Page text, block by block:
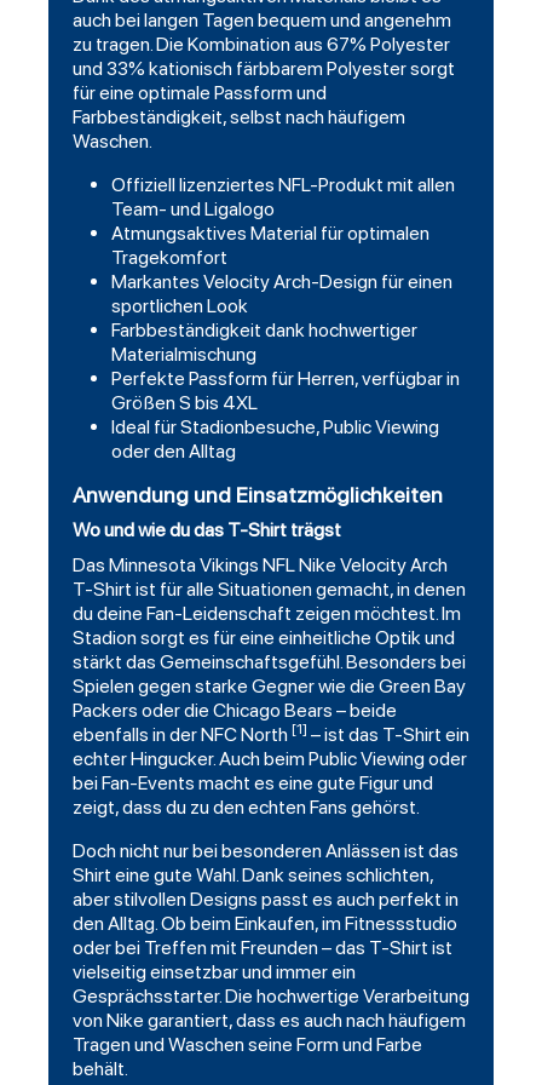
auch bei langen Tagen bequem und angenehm
zu tragen. Die Kombination aus 67% Polyester
und 33% kationisch färbbarem Polyester sorgt
für eine optimale Passform und
Farbbeständigkeit, selbst nach häufigem
Waschen.
Offiziell lizenziertes NFL-Produkt mit allen
Team- und Ligalogo
Atmungsaktives Material für optimalen
Tragekomfort
Markantes Velocity Arch-Design für einen
sportlichen Look
Farbbeständigkeit dank hochwertiger
Materialmischung
Perfekte Passform für Herren, verfügbar in
Größen S bis 4XL
Ideal für Stadionbesuche, Public Viewing
oder den Alltag
Anwendung und Einsatzmöglichkeiten
Wo und wie du das T-Shirt trägst
Das Minnesota Vikings NFL Nike VelocityArch
T-Shirt ist für alle Situationen gemacht, in denen
du deine Fan-Leidenschaft zeigen möchtest. Im
Stadion sorgt es für eine einheitliche Optik und
stärkt das Gemeinschaftsgefühl. Besonders bei
Spielen gegen starke Gegner wie die Green Bay
Packers oder die Chicago Bears – beide
ebenfalls in der NFC North [1] – ist das T-Shirt ein
echter Hingucker. Auch beim Public Viewing oder
bei Fan-Events macht es eine gute Figur und
zeigt, dass du zu den echten Fans gehörst.
Doch nicht nur bei besonderen Anlässen ist das
Shirt eine gute Wahl. Dank seines schlichten,
aber stilvollen Designs passt es auch perfekt in
den Alltag. Ob beim Einkaufen, im Fitnessstudio
oder bei Treffen mit Freunden – das T-Shirt ist
vielseitig einsetzbar und immer ein
Gesprächsstarter. Die hochwertige Verarbeitung
von Nike garantiert, dass es auch nach häufigem
Tragen und Waschen seine Form und Farbe
behält.